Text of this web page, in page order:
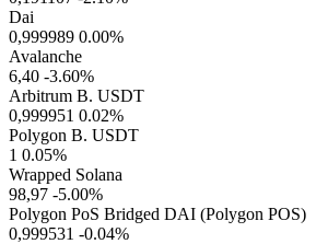
Dai
0,999989 0.00%
Avalanche
6,40 -3.60%
Arbitrum B. USDT
0,999951 0.02%
Polygon B. USDT
1 0.05%
Wrapped Solana
98,97 -5.00%
Polygon PoS Bridged DAI (Polygon POS)
0,999531 -0.04%